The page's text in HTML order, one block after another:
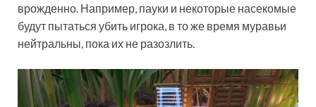
врожденно. Например, пауки и некоторые насекомые
будут пытаться убить игрока, в то же время муравьи
нейтральны, пока их не разозлить.